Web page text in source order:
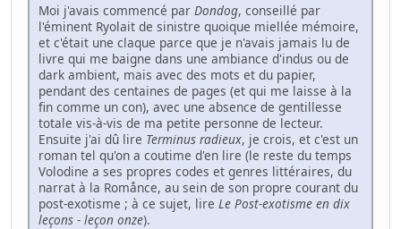
Moi j'avais commencé par Dondog, conseillé par
l'éminent Ryolait de sinistre quoique miellée mémoire,
et c'était une claque parce que je n'avais jamais lu de
livre qui me baigne dans une ambiance d'indus ou de
dark ambient, mais avec des mots et du papier,
pendant des centaines de pages (et qui me laisse à la
fin comme un con), avec une absence de gentillesse
totale vis-à-vis de ma petite personne de lecteur.
Ensuite j'ai dû lire Terminus radieux, je crois, et c'est un
roman tel qu'on a coutime d'en lire (le reste du temps
Volodine a ses propres codes et genres littéraires, du
narrat à la Romånce, au sein de son propre courant du
post-exotisme ; à ce sujet, lire Le Post-exotisme en dix
leçons - leçon onze).